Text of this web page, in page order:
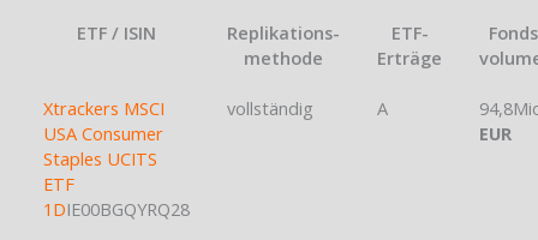
ETF / ISIN
Replikations-
methode
ETF-
Erträge
Xtrackers MSCI
USA Consumer
Staples UCITS
ETF
1DIE00BGQYRQ28
vollständig A
EUR